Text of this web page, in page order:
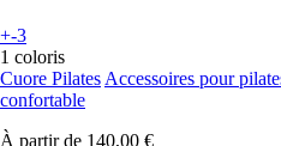
+-3
1 coloris
Cuore Pilates Accessoires pour
confortable
À partir de 140,00 €